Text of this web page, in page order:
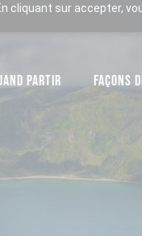
cliquant sur accepter,
PARTIR FAÇONS